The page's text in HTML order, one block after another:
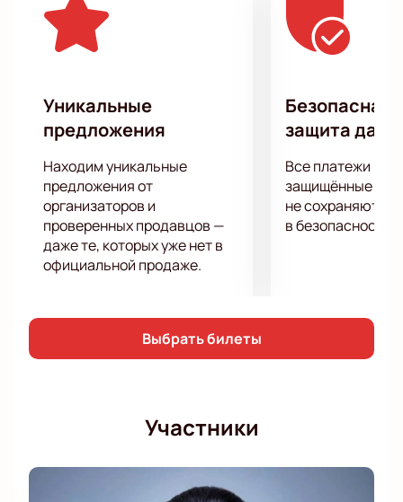
Уникальные
предложения
Находим уникальные
предложения от
организаторов и
проверенных продавцов —
даже те, которых уже нет в
официальной продаже.
Безопасная
защита
Все платежи
защищённые
не сохраняются
в безопасности.
Выбрать билеты
Участники